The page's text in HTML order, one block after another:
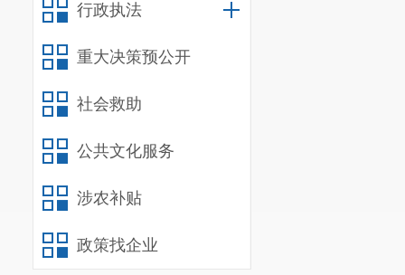
行政执法
重大决策预公开
社会救助
公共文化服务
涉农补贴
政策找企业